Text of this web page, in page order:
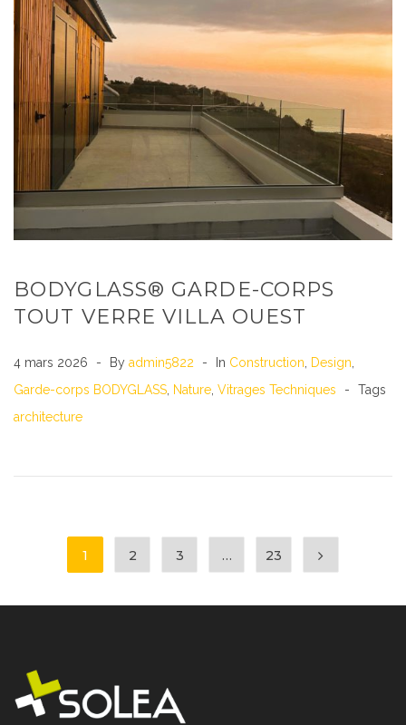
BODYGLASS® GARDE-CORPS
TOUT VERRE VILLA OUEST
4 mars 2026 By admin5822 In Construction Design
Garde-corps BODYGLASS Nature Vitrages Techniques
Tags
architecture
1 2 3 … 23